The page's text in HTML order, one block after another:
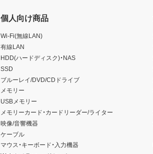
個人向け商品
Wi-Fi(無線LAN)
有線LAN
HDD(ハードディスク)・NAS
SSD
ブルーレイ/DVD/CDドライブ
メモリー
USBメモリー
メモリーカード・カードリーダー/ライター
映像/音響機器
ケーブル
マウス・キーボード・入力機器